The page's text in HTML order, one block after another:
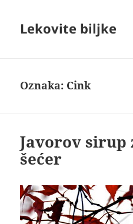
Lekovite biljke
Oznaka: Cink
Javorov sirup
šećer